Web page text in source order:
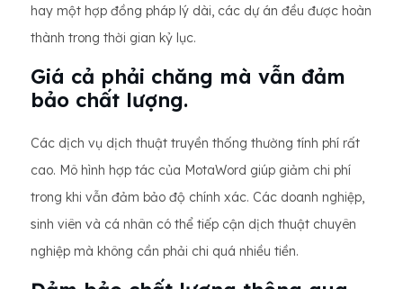
hay một hợp đồng pháp lý dài, các dự án đều được hoàn
thành trong thời gian kỷ lục.
Giá cả phải chăng mà vẫn đảm
bảo chất lượng.
Các dịch vụ dịch thuật truyền thống thường tính phí rất
cao. Mô hình hợp tác của MotaWord giúp giảm chi phí
trong khi vẫn đảm bảo độ chính xác. Các doanh nghiệp,
sinh viên và cá nhân có thể tiếp cận dịch thuật chuyên
nghiệp mà không cần phải chi quá nhiều tiền.